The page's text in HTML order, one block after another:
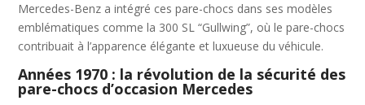
Mercedes-Benz a intégré ces pare-chocs dans ses modèles
emblématiques comme la 300 SL “Gullwing”, où le pare-chocs
contribuait à l’apparence élégante et luxueuse du véhicule.
Années 1970 : la révolution de la sécurité des
pare-chocs d’occasion Mercedes